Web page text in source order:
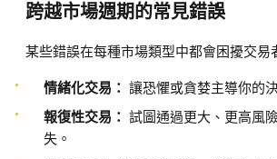
跨越市場週期的常見錯誤
某些錯誤在每種市場類型中都會困擾交易
情緒化交易： 讓恐懼或貪婪主導你的
報復性交易： 試圖通過更大、更高風
失。